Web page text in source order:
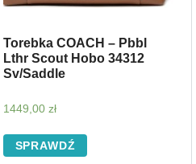
Torebka COACH – Pbbl
Lthr Scout Hobo 34312
Sv/Saddle
1449,00zł
SPRAWDŹ